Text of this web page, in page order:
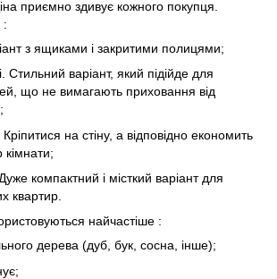
приємно здивує кожного покупця.
:
з ящиками і закритими полицями;
Стильний варіант, який підійде для
що не вимагають приховання від
на стіну, а відповідно економить
кімнати;
компактний і місткий варіант для
квартир.
найчастіше :
дерева (дуб, бук, сосна, інше);